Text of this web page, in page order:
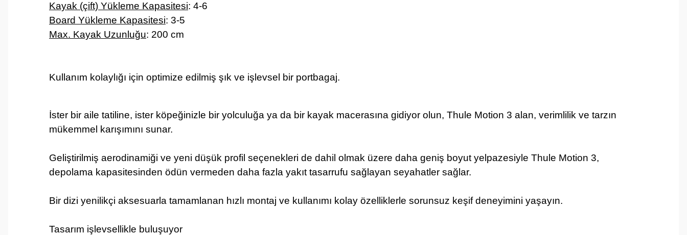
Kayak (çift) Yükleme Kapasitesi: 4-6
Board Yükleme Kapasitesi: 3-5
Max. Kayak Uzunluğu: 200 cm
Kullanım kolaylığı için optimize edilmiş şık ve işlevsel bir portbagaj.
İster bir aile tatiline, ister köpeğinizle bir yolculuğa ya da bir kayak macerasına gidiyor olun, Thule Motion 3 alan, verimlilik ve tarzın
mükemmel karışımını sunar.
Geliştirilmiş aerodinamiği ve yeni düşük profil seçenekleri de dahil olmak üzere daha geniş boyut yelpazesiyle Thule Motion 3,
depolama kapasitesinden ödün vermeden daha fazla yakıt tasarrufu sağlayan seyahatler sağlar.
Bir dizi yenilikçi aksesuarla tamamlanan hızlı montaj ve kullanımı kolay özelliklerle sorunsuz keşif deneyimini yaşayın.
Tasarım işlevsellikle buluşuyor